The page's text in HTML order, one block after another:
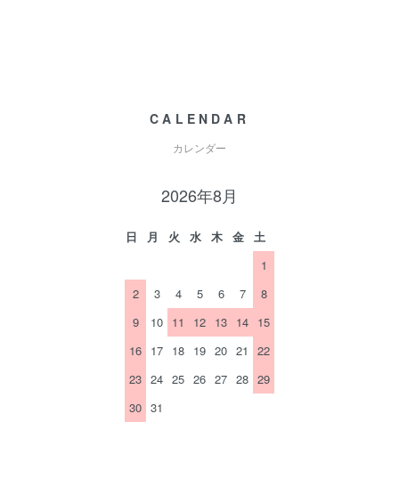
CALENDAR
カレンダー
2026年8月
日 月 火 水 木 金 土
1
2
3 4 5 6 7
8
9
10 11 12 13 14 15
16 17 18 19 20 21
22
23 24 25 26 27 28 29
30 31